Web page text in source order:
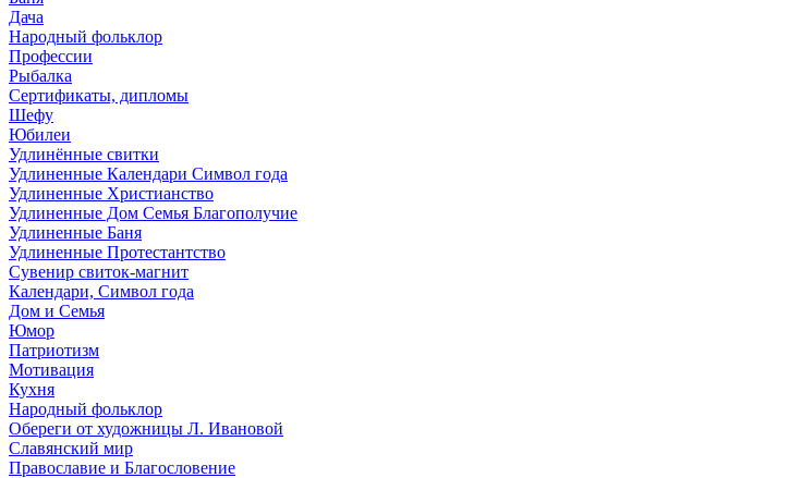
Дача
Народный фольклор
Профессии
Рыбалка
Сертификаты, дипломы
Шефу
Юбилеи
Удлинённые свитки
Удлиненные Календари Символ года
Удлиненные Христианство
Удлиненные Дом Семья Благополучие
Удлиненные Баня
Удлиненные Протестантство
Сувенир свиток-магнит
Календари, Символ года
Дом и Семья
Юмор
Патриотизм
Мотивация
Кухня
Народный фольклор
Обереги от художницы Л. Ивановой
Славянский мир
Православие и Благословение